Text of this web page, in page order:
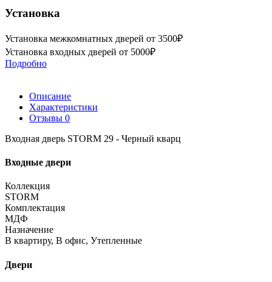
Установка
Установка межкомнатных дверей от 3500₽
Установка входных дверей от 5000₽
Подробно
Описание
Характеристики
Отзывы 0
Входная дверь STORM 29 - Черный кварц
Входные двери
Коллекция
STORM
Комплектация
МДФ
Назначение
В квартиру, В офис, Утепленные
Двери